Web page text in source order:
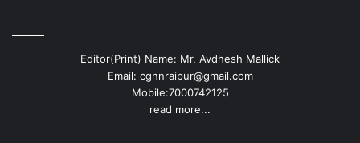
Editor(Print) Name: Mr. Avdhesh Mallick
Email: cgnnraipur@gmail.com
Mobile:7000742125
read more...